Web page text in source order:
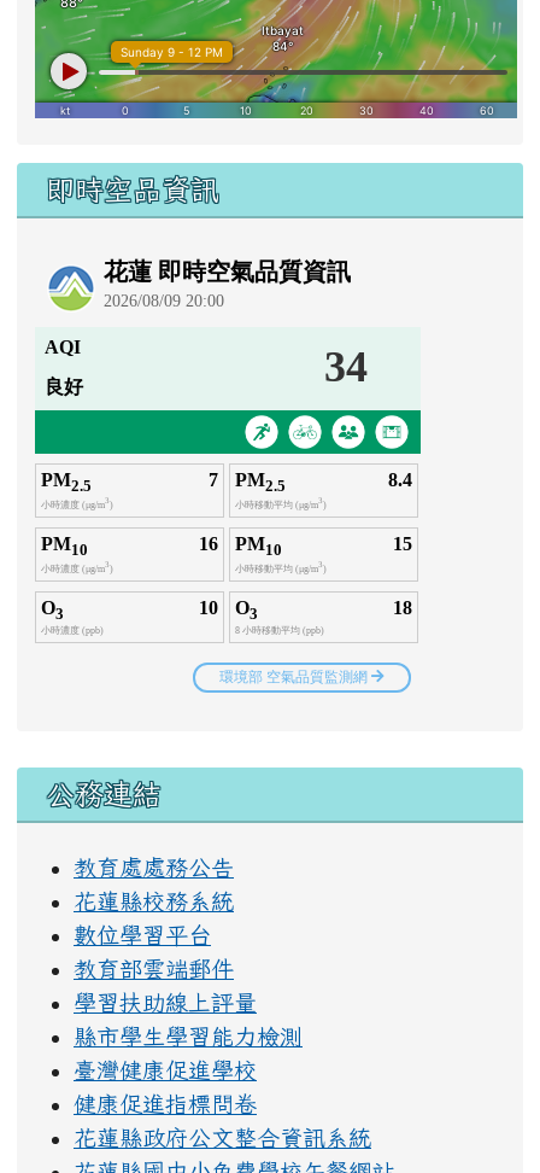
即時空品資訊
右邊區域內容
公務連結
教育處處務公告
花蓮縣校務系統
數位學習平台
教育部雲端郵件
學習扶助線上評量
縣市學生學習能力檢測
臺灣健康促進學校
健康促進指標問卷
花蓮縣政府公文整合資訊系統